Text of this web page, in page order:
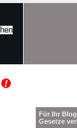
Für Ihr
Gesetze